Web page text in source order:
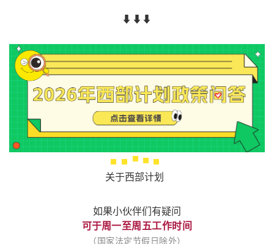
⬇⬇⬇
关于西部计划
如果小伙伴们有疑问
可于周一至周五工作时间
（国家法定节假日除外）